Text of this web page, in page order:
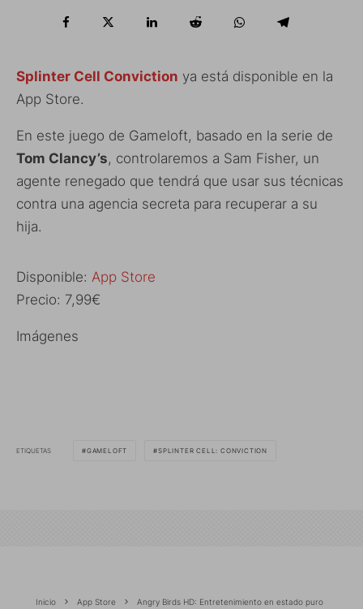
Splinter Cell Conviction ya está disponible en la
App Store.
En este juego de Gameloft, basado en la serie de
Tom Clancy’s, controlaremos a Sam Fisher, un
agente renegado que tendrá que usar sus técnicas
contra una agencia secreta para recuperar a su
hija.
Disponible: App Store
Precio: 7,99€
Imágenes
ETIQUETAS GAMELOFT SPLINTER CELL: CONVICTION
Inicio App Store Angry Birds HD: Entretenimiento en estado puro